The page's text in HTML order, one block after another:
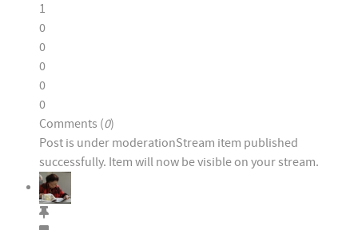
1
0
0
0
0
0
Comments (0)
Post is under moderationStream item published
successfully. Item will now be visible on your stream.